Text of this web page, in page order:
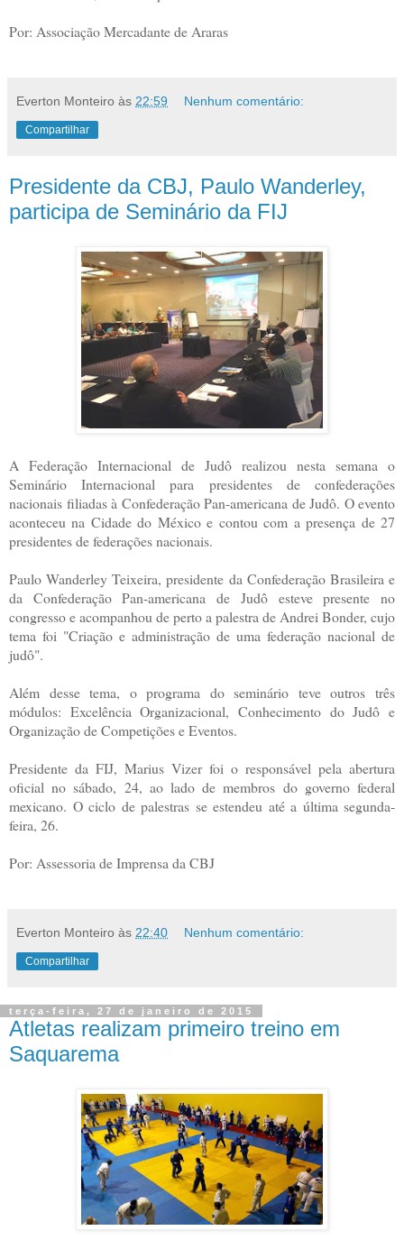
Por: Associação Mercadante de Araras
Everton Monteiro às 22:59 Nenhum comentário:
Compartilhar
Presidente da CBJ, Paulo Wanderley,
participa de Seminário da FIJ
A Federação Internacional de Judô realizou nesta semana o
Seminário Internacional para presidentes de confederações
nacionais filiadas à Confederação Pan-americana de Judô. O evento
aconteceu na Cidade do México e contou com a presença de 27
presidentes de federações nacionais.
Paulo Wanderley Teixeira, presidente da Confederação Brasileira e
da Confederação Pan-americana de Judô esteve presente no
congresso e acompanhou de perto a palestra de Andrei Bonder, cujo
tema foi "Criação e administração de uma federação nacional de
judô".
Além desse tema, o programa do seminário teve outros três
módulos: Excelência Organizacional, Conhecimento do Judô e
Organização de Competições e Eventos.
Presidente da FIJ, Marius Vizer foi o responsável pela abertura
oficial no sábado, 24, ao lado de membros do governo federal
mexicano. O ciclo de palestras se estendeu até a última segunda-
feira, 26.
Por: Assessoria de Imprensa da CBJ
Everton Monteiro às 22:40 Nenhum comentário:
Compartilhar
terça-feira, 27 de janeiro de 2015
Atletas realizam primeiro treino em
Saquarema